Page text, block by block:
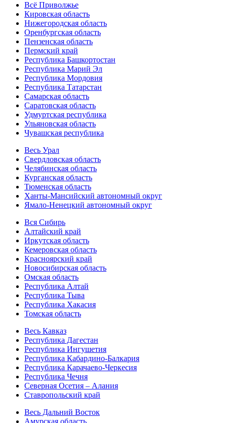
Всё Приволжье
Кировская область
Нижегородская область
Оренбургская область
Пензенская область
Пермский край
Республика Башкортостан
Республика Марий Эл
Республика Мордовия
Республика Татарстан
Самарская область
Саратовская область
Удмуртская республика
Ульяновская область
Чувашская республика
Весь Урал
Свердловская область
Челябинская область
Курганская область
Тюменская область
Ханты-Мансийский автономный округ
Ямало-Ненецкий автономный округ
Вся Сибирь
Алтайский край
Иркутская область
Кемеровская область
Красноярский край
Новосибирская область
Омская область
Республика Алтай
Республика Тыва
Республика Хакасия
Томская область
Весь Кавказ
Республика Дагестан
Республика Ингушетия
Республика Кабардино-Балкария
Республика Карачаево-Черкесия
Республика Чечня
Северная Осетия – Алания
Ставропольский край
Весь Дальний Восток
Амурская область